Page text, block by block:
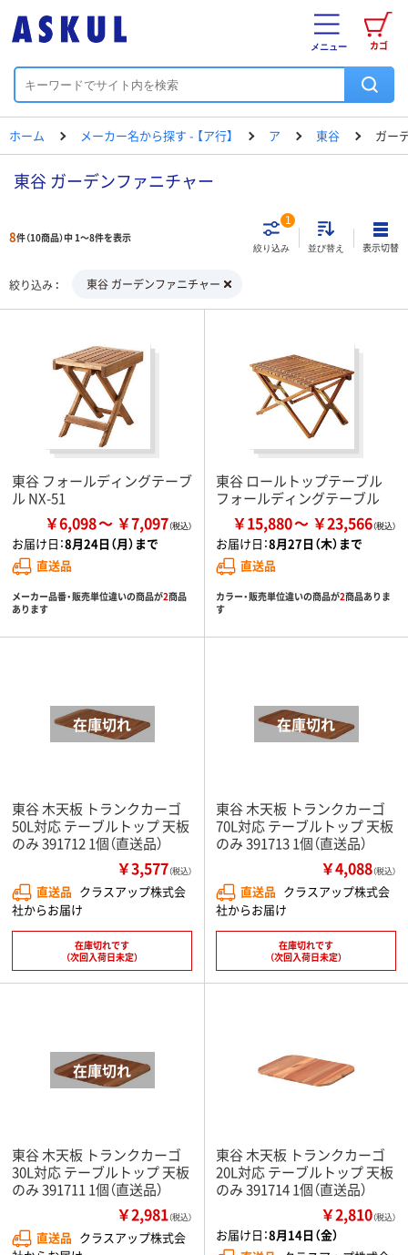
カゴ
メニュー
ホーム メーカー名から探す - 【ア行】 ア 東谷 ガー
東谷 ガーデンファニチャー
8件（10商品）中 1～8件を表示
絞り込み
1
並び替え 表示切替
絞り込み 東谷 ガーデンファニチャー
東谷 フォールディングテーブ
ル NX-51
￥6,098 ￥7,097
お届け日：8月24日（月）まで
直送品
メーカー品番・販売単位違いの商品が2商品
あります
東谷 ロールトップテーブル
フォールディングテーブル
￥15,880 ￥23,566
お届け日：8月27日（木）まで
直送品
カラー・販売単位違いの商品が2商品ありま
す
東谷 木天板 トランクカーゴ
50L対応 テーブルトップ 天板
のみ 391712 1個（直送品）
￥3,577（税込）
直送品 クラスアップ株式会
社からお届け
在庫切れです
（次回入荷日未定）
東谷 木天板 トランクカーゴ
70L対応 テーブルトップ 天板
のみ 391713 1個（直送品）
￥4,088（税込）
直送品 クラスアップ株式会
社からお届け
在庫切れです
（次回入荷日未定）
東谷 木天板 トランクカーゴ
30L対応 テーブルトップ 天板
のみ 391711 1個（直送品）
￥2,981（税込）
直送品 クラスアップ株式会
東谷 木天板 トランクカーゴ
20L対応 テーブルトップ 天板
のみ 391714 1個（直送品）
￥2,810（税込）
お届け日：8月14日（金）